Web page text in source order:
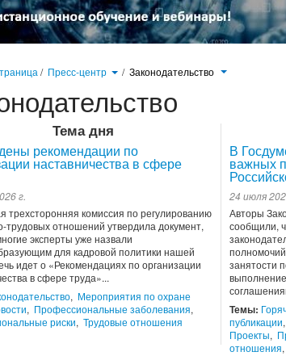
/ Пресс-центр / Законодательство
Тема дня
рекомендации по
наставничества в сфере
г.
трехсторонняя комиссия по регулированию
трудовых отношений утвердила документ,
эксперты уже назвали
для кадровой политики нашей
идет о «Рекомендациях по организации
в сфере труда»...
, Мероприятия по охране
, Профессиональные заболевания,
риски, Трудовые отношения
В
важных
24 июля
Авторы
сообщили,
занятости
Темы:
публикации,
Проекты,
отношения,